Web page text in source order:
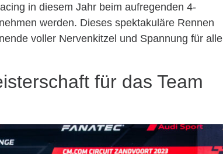
in diesem Jahr beim aufregenden 4-
werden. Dieses spektakuläre Rennen
voller Nervenkitzel und Spannung für alle
für das Team